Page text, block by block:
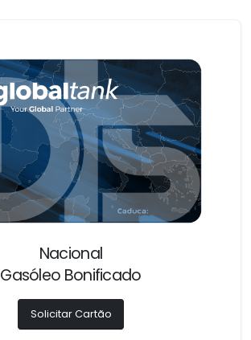
Nacional
Gasóleo Bonificado
Solicitar Cartão